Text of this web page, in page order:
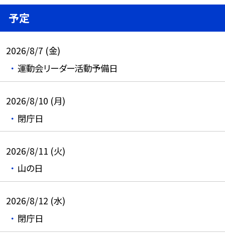
予定
2026/8/7 (金)
運動会リーダー活動予備日
2026/8/10 (月)
閉庁日
2026/8/11 (火)
山の日
2026/8/12 (水)
閉庁日